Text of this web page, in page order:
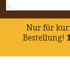
Nur für
Bestellung!